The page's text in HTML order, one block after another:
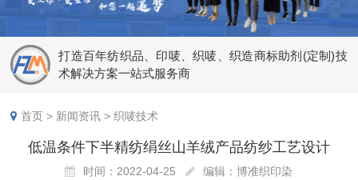
打造百年纺织品、印唛、织唛、织造商标助剂(定制)技
术解决方案一站式服务商
首页 > 新闻资讯 >织唛技术
低温条件下半精纺绢丝山羊绒产品纺纱工艺设计
时间：2022-04-25 编辑：博准织印染